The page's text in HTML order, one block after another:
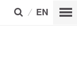
EN